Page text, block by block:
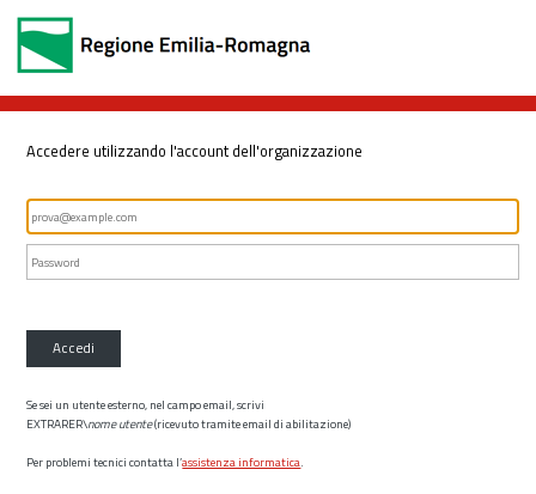
Accedere utilizzando l'account dell'organizzazione
Accedi
Se sei un utente esterno, nel campo email, scrivi
EXTRARER\nome utente(ricevuto tramite email di abilitazione)
Per problemi tecnici contatta l’assistenza informatica.